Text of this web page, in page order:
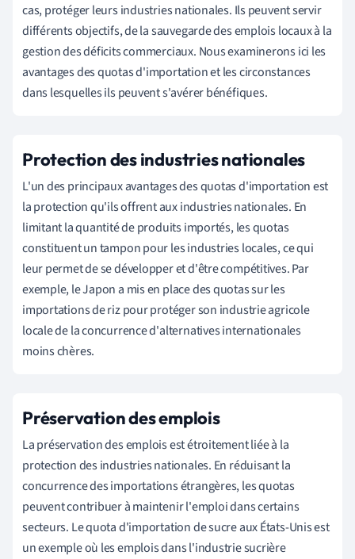
cas, protéger leurs industries nationales. Ils peuvent servir
différents objectifs, de la sauvegarde des emplois locaux à la
gestion des déficits commerciaux. Nous examinerons ici les
avantages des quotas d'importation et les circonstances
dans lesquelles ils peuvent s'avérer bénéfiques.
Protection des industries nationales
L'un des principaux avantages des quotas d'importation est
la protection qu'ils offrent aux industries nationales. En
limitant la quantité de produits importés, les quotas
constituent un tampon pour les industries locales, ce qui
leur permet de se développer et d'être compétitives. Par
exemple, le Japon a mis en place des quotas sur les
importations de riz pour protéger son industrie agricole
locale de la concurrence d'alternatives internationales
moins chères.
Préservation des emplois
La préservation des emplois est étroitement liée à la
protection des industries nationales. En réduisant la
concurrence des importations étrangères, les quotas
peuvent contribuer à maintenir l'emploi dans certains
secteurs. Le quota d'importation de sucre aux États-Unis est
un exemple où les emplois dans l'industrie sucrière